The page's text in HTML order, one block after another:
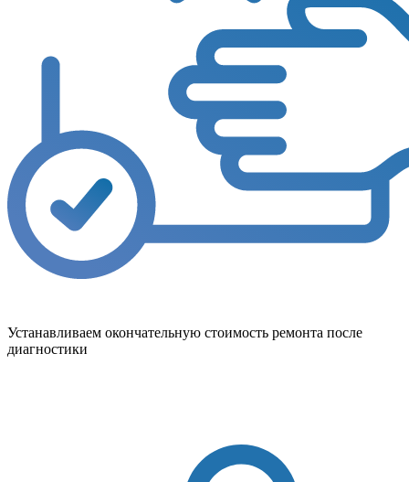
Устанавливаем окончательную стоимость ремонта после
диагностики